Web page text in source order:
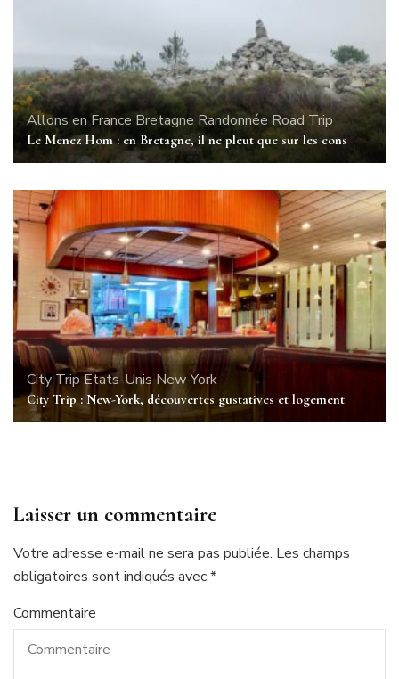
Allons en France Bretagne Randonnée Road Trip
Le Menez Hom : en Bretagne, il ne pleut que sur les cons
City Trip Etats-Unis New-York
City Trip : New-York, découvertes gustatives et logement
Laisser un commentaire
Votre adresse e-mail ne sera pas publiée. Les champs
obligatoires sont indiqués avec*
Commentaire